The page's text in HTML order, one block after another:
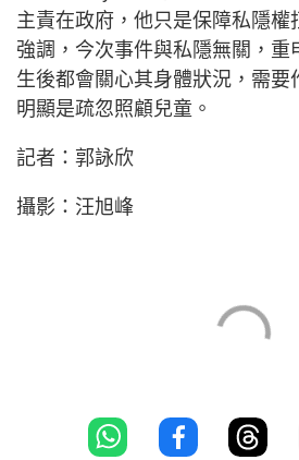
主責在政府，他只是保障私隱權
強調，今次事件與私隱無關，重
生後都會關心其身體狀況，需要
明顯是疏忽照顧兒童。
記者：郭詠欣
攝影：汪旭峰